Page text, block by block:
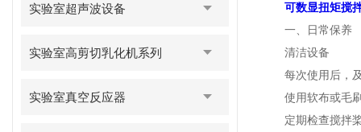
实验室超声波设备
实验室高剪切乳化机系列
实验室真空反应器
可数显扭矩搅
一、日常保养
清洁设备
每次使用后，及
使用软布或毛刷
定期检查搅拌桨